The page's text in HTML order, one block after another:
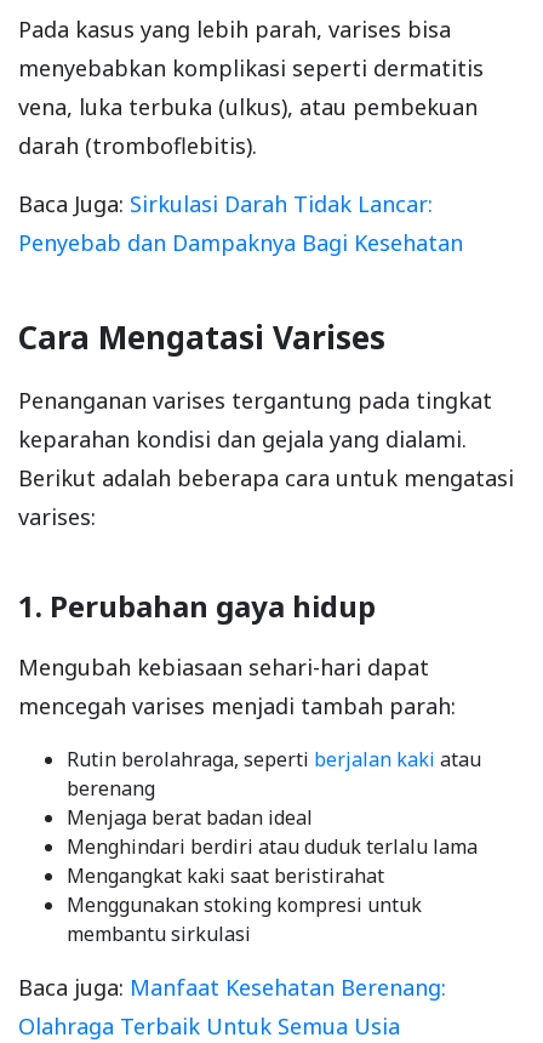
Pada kasus yang lebih parah, varises bisa
menyebabkan komplikasi seperti dermatitis
vena, luka terbuka (ulkus), atau pembekuan
darah (tromboflebitis).
Baca Juga: Sirkulasi Darah Tidak Lancar:
Penyebab dan Dampaknya Bagi Kesehatan
Cara Mengatasi Varises
Penanganan varises tergantung pada tingkat
keparahan kondisi dan gejala yang dialami.
Berikut adalah beberapa cara untuk mengatasi
varises:
1. Perubahan gaya hidup
Mengubah kebiasaan sehari-hari dapat
mencegah varises menjadi tambah parah:
Rutin berolahraga, seperti berjalan kaki atau
berenang
Menjaga berat badan ideal
Menghindari berdiri atau duduk terlalu lama
Mengangkat kaki saat beristirahat
Menggunakan stoking kompresi untuk
membantu sirkulasi
Baca juga: Manfaat Kesehatan Berenang:
Olahraga Terbaik Untuk Semua Usia